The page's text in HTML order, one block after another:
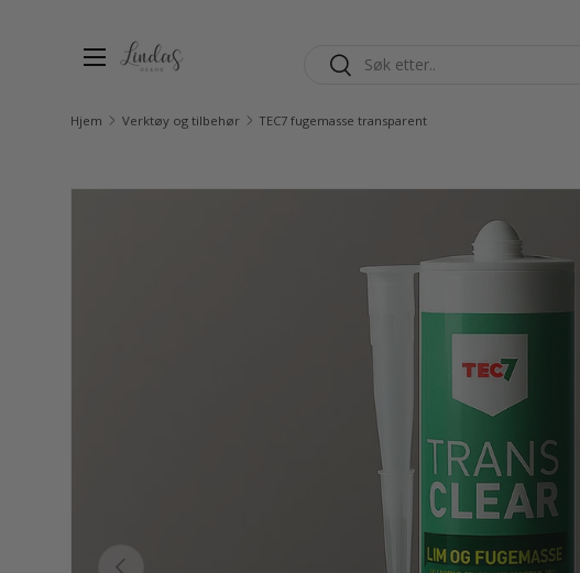
Søk
Hjem Verktøy og tilbehør TEC7 fugemasse transparent
Forrige